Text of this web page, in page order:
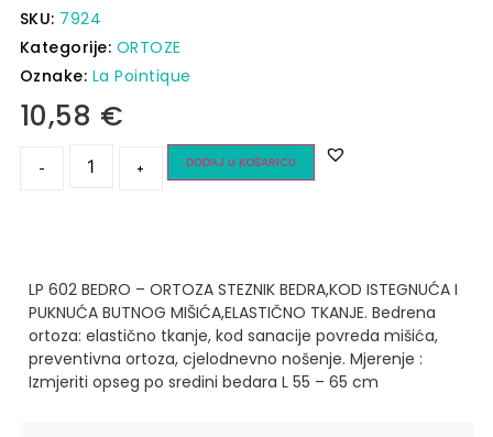
SKU: 7924
Kategorije: ORTOZE
Oznake: La Pointique
10,58 €
- + DODAJ U KOŠARICU
LP 602 BEDRO – ORTOZA STEZNIK BEDRA,KOD ISTEGNUĆA I
PUKNUĆA BUTNOG MIŠIĆA,ELASTIČNO TKANJE. Bedrena
ortoza: elastično tkanje, kod sanacije povreda mišića,
preventivna ortoza, cjelodnevno nošenje. Mjerenje :
Izmjeriti opseg po sredini bedara L 55 – 65 cm